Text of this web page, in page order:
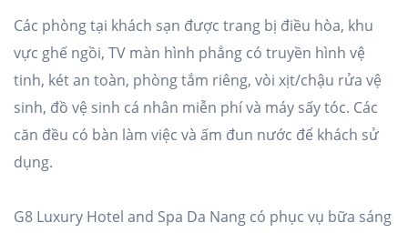
Các phòng tại khách sạn được trang bị điều hòa, khu
vực ghế ngồi, TV màn hình phẳng có truyền hình vệ
tinh, két an toàn, phòng tắm riêng, vòi xịt/chậu rửa vệ
sinh, đồ vệ sinh cá nhân miễn phí và máy sấy tóc. Các
căn đều có bàn làm việc và ấm đun nước để khách sử
dụng.
G8 Luxury Hotel and Spa Da Nang có phục vụ bữa sáng